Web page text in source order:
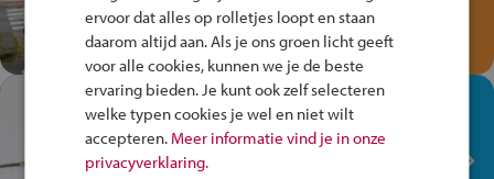
Speel het Fiets Veilig Verkeersspel
en win een Cortina-fiets!
In de winkel ben je op je
plek!
Ontdek via het vmbo jouw talent
ervoor dat alles op rolletjes loopt en staan
daarom altijd aan. Als je ons groen licht geeft
voor alle cookies, kunnen we je de beste
ervaring bieden. Je kunt ook zelf selecteren
welke typen cookies je wel en niet wilt
accepteren. Meer informatie vind je in onze
privacyverklaring.